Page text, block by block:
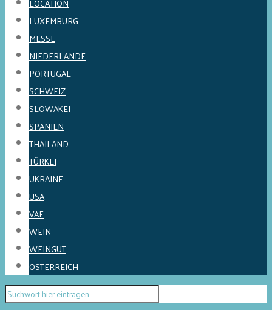
LOCATION
LUXEMBURG
MESSE
NIEDERLANDE
PORTUGAL
SCHWEIZ
SLOWAKEI
SPANIEN
THAILAND
TÜRKEI
UKRAINE
USA
VAE
WEIN
WEINGUT
ÖSTERREICH